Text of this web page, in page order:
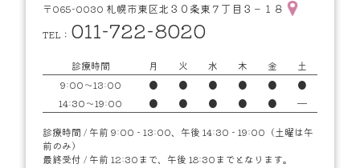
〒065-0030 札幌市東区北３０条東７丁目３－１８
TEL： 011-722-8020
診療時間 月 火 水 木 金
土
9:00～13:00
● ● ● ● ●
●
14:30～19:00
● ● ● ● ● ━
診療時間 / 午前 9:00 - 13:00、午後 14:30 - 19:00（土曜は午
前のみ）
最終受付 / 午前 12:30まで、午後 18:30までとなります。